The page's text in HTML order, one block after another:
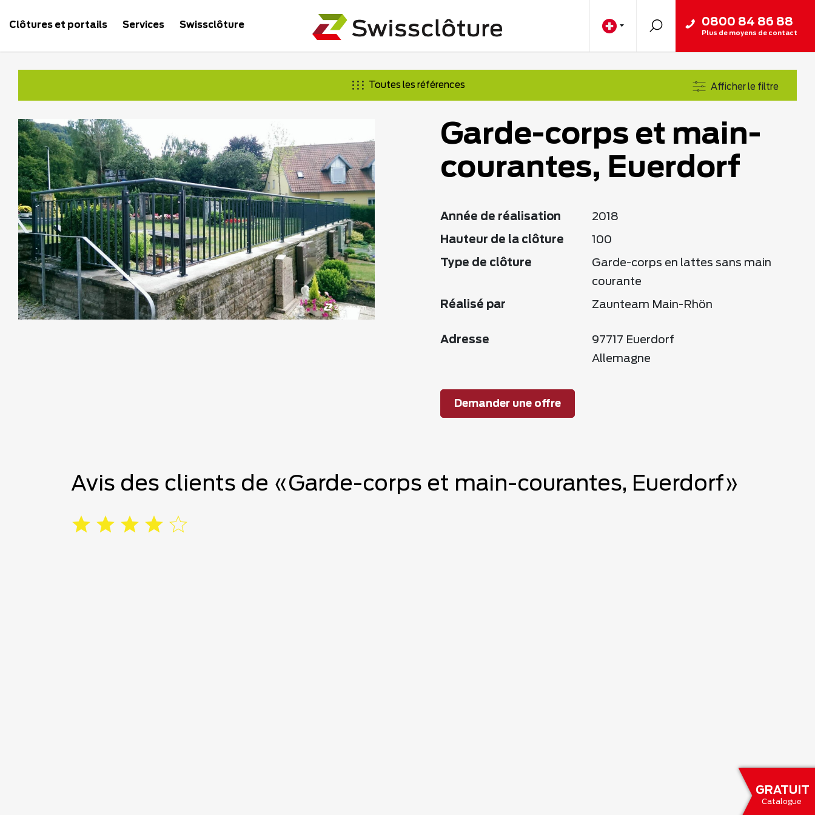
GRATUIT
Catalogue
Clôtures et portails Services Swissclôture 0800 84 86 88
Plus de moyens de contact
Toutes les références Afficher le filtre
Garde-corps et main-
courantes, Euerdorf
Année de réalisation 2018
Hauteur de la clôture 100
Type de clôture
Garde-corps en lattes sans main
courante
Réalisé par Zaunteam Main-Rhön
Adresse
97717 Euerdorf
Allemagne
Demander une offre
Avis des clients de «Garde-corps et main-courantes, Euerdorf»